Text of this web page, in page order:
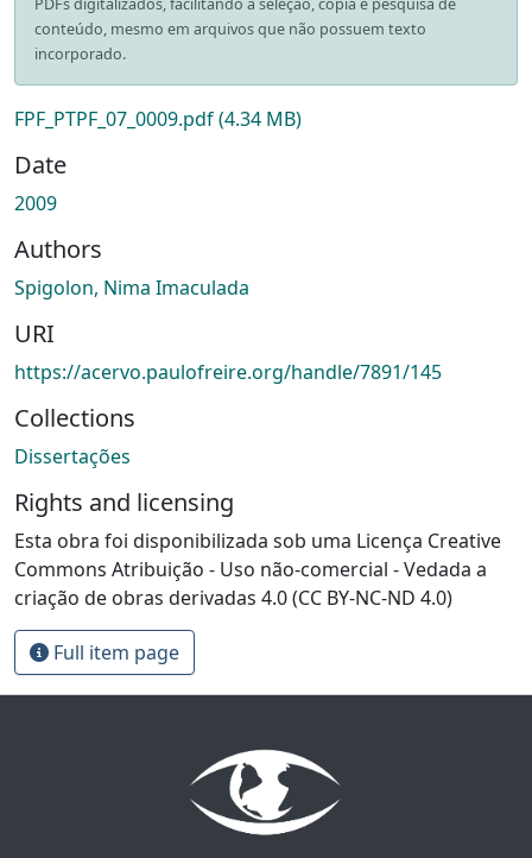
conteúdo, mesmo em arquivos que não possuem texto
incorporado.
FPF_PTPF_07_0009.pdf(4.34 MB)
Date
2009
Authors
Spigolon, Nima Imaculada
URI
https://acervo.paulofreire.org/handle/7891/145
Collections
Dissertações
Rights and licensing
Esta obra foi disponibilizada sob uma Licença Creative
Commons Atribuição - Uso não-comercial - Vedada a
criação de obras derivadas 4.0 (CC BY-NC-ND 4.0)
Full item page